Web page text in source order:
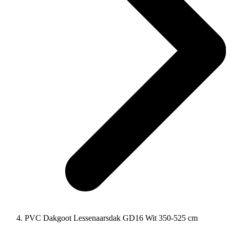
PVC Dakgoot Lessenaarsdak GD16 Wit 350-525 cm